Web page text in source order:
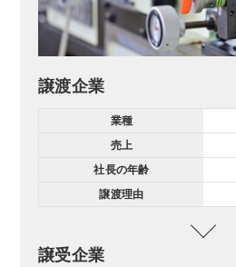
譲渡企業
業種
売上
社長の年齢
譲渡理由
譲受企業